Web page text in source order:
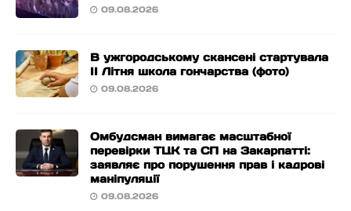
09.08.2026
В ужгородському скансені стартувала
ІІ Літня школа гончарства (фото)
09.08.2026
Омбудсман вимагає масштабної
перевірки ТЦК та СП на Закарпатті:
заявляє про порушення прав і кадрові
маніпуляції
09.08.2026